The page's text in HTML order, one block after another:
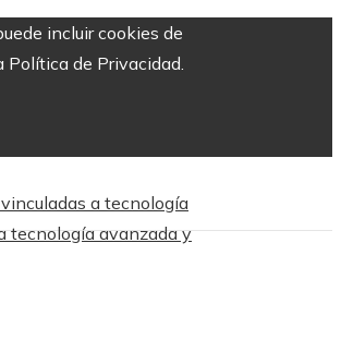
incluir cookies de
Política de Privacidad.
a tecnología
tecnología avanzada y